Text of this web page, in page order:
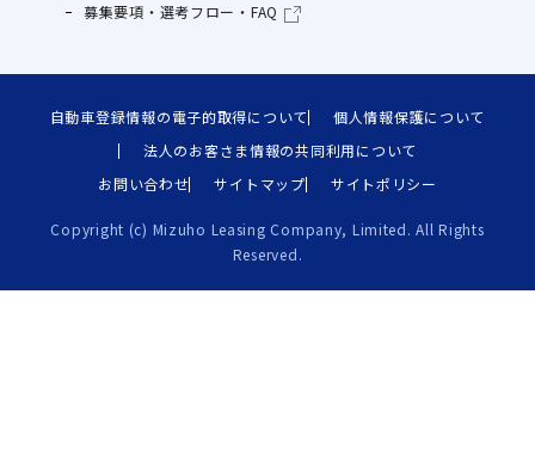
募集要項・選考フロー・FAQ
自動車登録情報の電子的取得について
個人情報保護について
法人のお客さま情報の共同利用について
お問い合わせ
サイトマップ サイトポリシー
Copyright (c) Mizuho Leasing Company, Limited. All Rights
Reserved.